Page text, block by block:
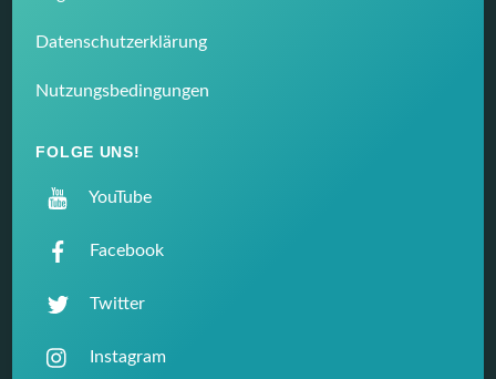
Datenschutzerklärung
Nutzungsbedingungen
FOLGE UNS!
YouTube
Facebook
Twitter
Instagram